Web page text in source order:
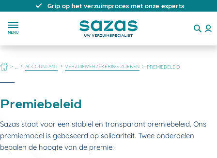
Grip op het verzuimproces met onze experts
MENU
HOME ACCOUNTANT VERZUIMVERZEKERING ZOEKEN PREMIEBELEID
Premiebeleid
Sazas staat voor een stabiel en transparant premiebeleid. Ons
premiemodel is gebaseerd op solidariteit. Twee onderdelen
bepalen de hoogte van de premie: